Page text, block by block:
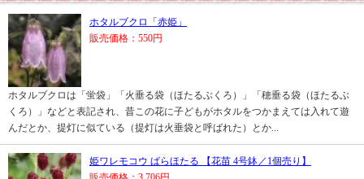
ホタルブクロ「赤姫」
販売価格：550円
ホタルブクロは「蛍袋」「火垂る袋（ほたるぶくろ）」「穂垂る袋（ほたるぶ
くろ）」などと表記され、昔この花に子どもがホタルをつかまえては入れて遊
んだとか、提灯に似ている（提灯は火垂袋と呼ばれた）とか...
姫ワレモコウ ばらほたる 【花苗 4号鉢／1個売り】